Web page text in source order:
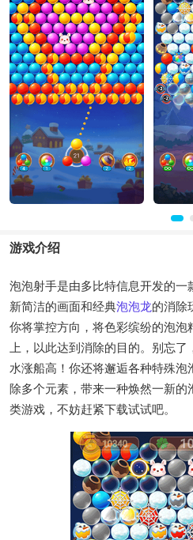
游戏介绍
泡泡射手是由多比特信息开发的一
新简洁的画面和经典泡泡龙的消除
你将掌控方向，将色彩缤纷的泡泡
上，以此达到消除的目的。别忘
水涨船高！你还将邂逅各种特殊
除多个元素，带来一种焕然一新
类游戏，不妨赶紧下载试试吧。